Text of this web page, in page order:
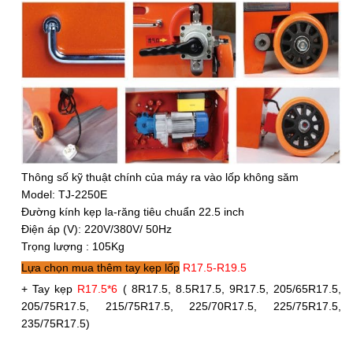
Thông số kỹ thuật chính của máy ra vào lốp không săm
Model: TJ-2250E
Đường kính kẹp la-răng tiêu chuẩn 22.5 inch
Điện áp (V): 220V/380V/ 50Hz
Trọng lượng : 105Kg
Lựa chọn mua thêm tay kẹp lốp R17.5-R19.5
+ Tay kẹp R17.5*6 ( 8R17.5, 8.5R17.5, 9R17.5, 205/65R17.5,
205/75R17.5, 215/75R17.5, 225/70R17.5, 225/75R17.5,
235/75R17.5)